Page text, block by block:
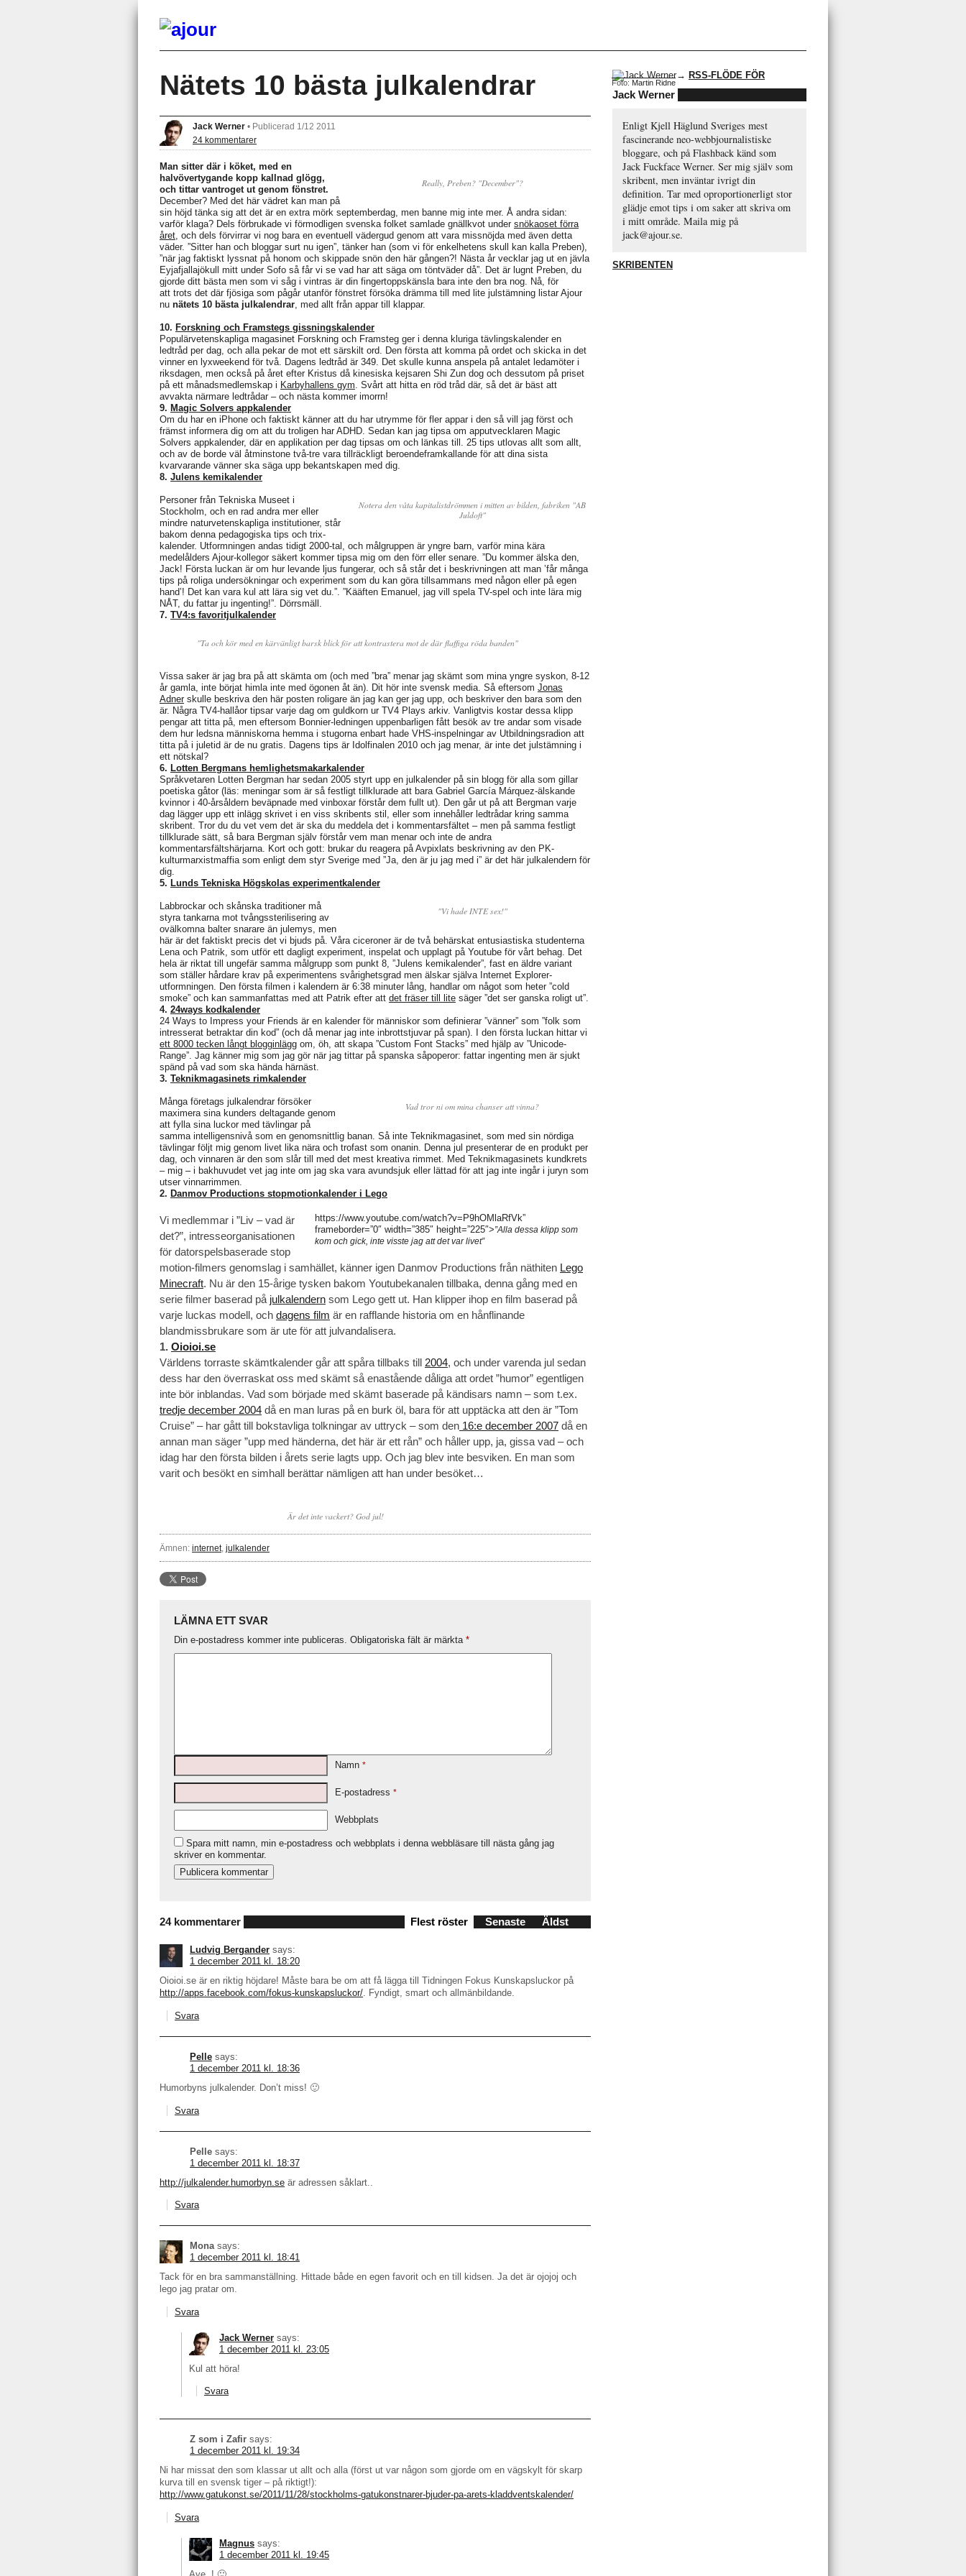
Nätets 10 bästa julkalendrar
Jack Werner • Publicerad 1/12 2011
24 kommentarer
Really, Preben? "December"?
Man sitter där i köket, med en
halvövertygande kopp kallnad glögg,
och tittar vantroget ut genom fönstret.
December? Med det här vädret kan man på
sin höjd tänka sig att det är en extra mörk septemberdag, men banne mig inte mer. Å andra sidan:
varför klaga? Dels förbrukade vi förmodligen svenska folket samlade gnällkvot under snökaoset förra
året, och dels förvirrar vi nog bara en eventuell vädergud genom att vara missnöjda med även detta
väder. ”Sitter han och bloggar surt nu igen”, tänker han (som vi för enkelhetens skull kan kalla Preben),
”när jag faktiskt lyssnat på honom och skippade snön den här gången?! Nästa år vecklar jag ut en jävla
Eyjafjallajökull mitt under Sofo så får vi se vad har att säga om töntväder då”. Det är lugnt Preben, du
gjorde ditt bästa men som vi såg i vintras är din fingertoppskänsla bara inte den bra nog. Nå, för
att trots det där fjösiga som pågår utanför fönstret försöka drämma till med lite julstämning listar Ajour
nu nätets 10 bästa julkalendrar, med allt från appar till klappar.
10. Forskning och Framstegs gissningskalender
Populärvetenskapliga magasinet Forskning och Framsteg ger i denna kluriga tävlingskalender en
ledtråd per dag, och alla pekar de mot ett särskilt ord. Den första att komma på ordet och skicka in det
vinner en lyxweekend för två. Dagens ledtråd är 349. Det skulle kunna anspela på antalet ledamöter i
riksdagen, men också på året efter Kristus då kinesiska kejsaren Shi Zun dog och dessutom på priset
på ett månadsmedlemskap i Karbyhallens gym. Svårt att hitta en röd tråd där, så det är bäst att
avvakta närmare ledtrådar – och nästa kommer imorrn!
9. Magic Solvers appkalender
Om du har en iPhone och faktiskt känner att du har utrymme för fler appar i den så vill jag först och
främst informera dig om att du troligen har ADHD. Sedan kan jag tipsa om apputvecklaren Magic
Solvers appkalender, där en applikation per dag tipsas om och länkas till. 25 tips utlovas allt som allt,
och av de borde väl åtminstone två-tre vara tillräckligt beroendeframkallande för att dina sista
kvarvarande vänner ska säga upp bekantskapen med dig.
8. Julens kemikalender
Notera den våta kapitalistdrömmen i mitten av bilden, fabriken "AB
Juldoft"
Personer från Tekniska Museet i
Stockholm, och en rad andra mer eller
mindre naturvetenskapliga institutioner, står
bakom denna pedagogiska tips och trix-
kalender. Utformningen andas tidigt 2000-tal, och målgruppen är yngre barn, varför mina kära
medelålders Ajour-kollegor säkert kommer tipsa mig om den förr eller senare. ”Du kommer älska den,
Jack! Första luckan är om hur levande ljus fungerar, och så står det i beskrivningen att man ’får många
tips på roliga undersökningar och experiment som du kan göra tillsammans med någon eller på egen
hand’! Det kan vara kul att lära sig vet du.”. ”Kääften Emanuel, jag vill spela TV-spel och inte lära mig
NÅT, du fattar ju ingenting!”. Dörrsmäll.
7. TV4:s favoritjulkalender
"Ta och kör med en kärvänligt barsk blick för att kontrastera mot de där flaffiga röda banden"
Vissa saker är jag bra på att skämta om (och med ”bra” menar jag skämt som mina yngre syskon, 8-12
år gamla, inte börjat himla inte med ögonen åt än). Dit hör inte svensk media. Så eftersom Jonas
Adner skulle beskriva den här posten roligare än jag kan ger jag upp, och beskriver den bara som den
är. Några TV4-hallåor tipsar varje dag om guldkorn ur TV4 Plays arkiv. Vanligtvis kostar dessa klipp
pengar att titta på, men eftersom Bonnier-ledningen uppenbarligen fått besök av tre andar som visade
dem hur ledsna människorna hemma i stugorna enbart hade VHS-inspelningar av Utbildningsradion att
titta på i juletid är de nu gratis. Dagens tips är Idolfinalen 2010 och jag menar, är inte det julstämning i
ett nötskal?
6. Lotten Bergmans hemlighetsmakarkalender
Språkvetaren Lotten Bergman har sedan 2005 styrt upp en julkalender på sin blogg för alla som gillar
poetiska gåtor (läs: meningar som är så festligt tillklurade att bara Gabriel García Márquez-älskande
kvinnor i 40-årsåldern beväpnade med vinboxar förstår dem fullt ut). Den går ut på att Bergman varje
dag lägger upp ett inlägg skrivet i en viss skribents stil, eller som innehåller ledtrådar kring samma
skribent. Tror du du vet vem det är ska du meddela det i kommentarsfältet – men på samma festligt
tillklurade sätt, så bara Bergman själv förstår vem man menar och inte de andra
kommentarsfältshärjarna. Kort och gott: brukar du reagera på Avpixlats beskrivning av den PK-
kulturmarxistmaffia som enligt dem styr Sverige med ”Ja, den är ju jag med i” är det här julkalendern för
dig.
5. Lunds Tekniska Högskolas experimentkalender
"Vi hade INTE sex!"
Labbrockar och skånska traditioner må
styra tankarna mot tvångssterilisering av
ovälkomna balter snarare än julemys, men
här är det faktiskt precis det vi bjuds på. Våra ciceroner är de två behärskat entusiastiska studenterna
Lena och Patrik, som utför ett dagligt experiment, inspelat och upplagt på Youtube för vårt behag. Det
hela är riktat till ungefär samma målgrupp som punkt 8, ”Julens kemikalender”, fast en äldre variant
som ställer hårdare krav på experimentens svårighetsgrad men älskar själva Internet Explorer-
utformningen. Den första filmen i kalendern är 6:38 minuter lång, handlar om något som heter ”cold
smoke” och kan sammanfattas med att Patrik efter att det fräser till lite säger ”det ser ganska roligt ut”.
4. 24ways kodkalender
24 Ways to Impress your Friends är en kalender för människor som definierar ”vänner” som ”folk som
intresserat betraktar din kod” (och då menar jag inte inbrottstjuvar på span). I den första luckan hittar vi
ett 8000 tecken långt blogginlägg om, öh, att skapa ”Custom Font Stacks” med hjälp av ”Unicode-
Range”. Jag känner mig som jag gör när jag tittar på spanska såpoperor: fattar ingenting men är sjukt
spänd på vad som ska hända härnäst.
3. Teknikmagasinets rimkalender
Vad tror ni om mina chanser att vinna?
Många företags julkalendrar försöker
maximera sina kunders deltagande genom
att fylla sina luckor med tävlingar på
samma intelligensnivå som en genomsnittlig banan. Så inte Teknikmagasinet, som med sin nördiga
tävlingar följt mig genom livet lika nära och trofast som onanin. Denna jul presenterar de en produkt per
dag, och vinnaren är den som slår till med det mest kreativa rimmet. Med Teknikmagasinets kundkrets
– mig – i bakhuvudet vet jag inte om jag ska vara avundsjuk eller lättad för att jag inte ingår i juryn som
utser vinnarrimmen.
2. Danmov Productions stopmotionkalender i Lego
https://www.youtube.com/watch?v=P9hOMlaRfVk”
frameborder=”0″ width=”385″ height=”225″>”Alla dessa klipp som
kom och gick, inte visste jag att det var livet”
Vi medlemmar i ”Liv – vad är
det?”, intresseorganisationen
för datorspelsbaserade stop
motion-filmers genomslag i samhället, känner igen Danmov Productions från näthiten Lego
Minecraft. Nu är den 15-årige tysken bakom Youtubekanalen tillbaka, denna gång med en
serie filmer baserad på julkalendern som Lego gett ut. Han klipper ihop en film baserad på
varje luckas modell, och dagens film är en rafflande historia om en hånflinande
blandmissbrukare som är ute för att julvandalisera.
1. Oioioi.se
Världens torraste skämtkalender går att spåra tillbaks till 2004, och under varenda jul sedan
dess har den överraskat oss med skämt så enastående dåliga att ordet ”humor” egentligen
inte bör inblandas. Vad som började med skämt baserade på kändisars namn – som t.ex.
tredje december 2004 då en man luras på en burk öl, bara för att upptäcka att den är ”Tom
Cruise” – har gått till bokstavliga tolkningar av uttryck – som den 16:e december 2007 då en
annan man säger ”upp med händerna, det här är ett rån” och håller upp, ja, gissa vad – och
idag har den första bilden i årets serie lagts upp. Och jag blev inte besviken. En man som
varit och besökt en simhall berättar nämligen att han under besöket…
Är det inte vackert? God jul!
Ämnen: internet, julkalender
LÄMNA ETT SVAR
Din e-postadress kommer inte publiceras. Obligatoriska fält är märkta *
Namn *
E-postadress *
Webbplats
Spara mitt namn, min e-postadress och webbplats i denna webbläsare till nästa gång jag
skriver en kommentar.
24 kommentarer Flest röster Senaste Äldst
Ludvig Bergander says:
1 december 2011 kl. 18:20
Oioioi.se är en riktig höjdare! Måste bara be om att få lägga till Tidningen Fokus Kunskapsluckor på
http://apps.facebook.com/fokus-kunskapsluckor/. Fyndigt, smart och allmänbildande.
Svara
Pelle says:
1 december 2011 kl. 18:36
Humorbyns julkalender. Don’t miss! 🙂
Svara
Pelle says:
1 december 2011 kl. 18:37
http://julkalender.humorbyn.se är adressen såklart..
Svara
Mona says:
1 december 2011 kl. 18:41
Tack för en bra sammanställning. Hittade både en egen favorit och en till kidsen. Ja det är ojojoj och
lego jag pratar om.
Svara
Jack Werner says:
1 december 2011 kl. 23:05
Kul att höra!
Svara
Z som i Zafir says:
1 december 2011 kl. 19:34
Ni har missat den som klassar ut allt och alla (först ut var någon som gjorde om en vägskylt för skarp
kurva till en svensk tiger – på riktigt!):
http://www.gatukonst.se/2011/11/28/stockholms-gatukonstnarer-bjuder-pa-arets-kladdventskalender/
Svara
Magnus says:
1 december 2011 kl. 19:45
Foto: Martin Ridne
Jack Werner
Enligt Kjell Häglund Sveriges mest
fascinerande neo-webbjournalistiske
bloggare, och på Flashback känd som
Jack Fuckface Werner. Ser mig själv som
skribent, men inväntar ivrigt din
definition. Tar med oproportionerligt stor
glädje emot tips i om saker att skriva om
i mitt område. Maila mig på
jack@ajour.se.
→ RSS-FLÖDE FÖR
SKRIBENTEN